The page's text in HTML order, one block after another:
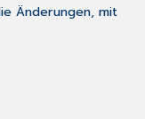
Änderungen, mit